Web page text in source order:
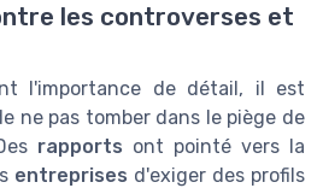
les controverses et
l'importance de détail, il est
ne pas tomber dans le piège de
rapports ont pointé vers la
entreprises d'exiger des profils